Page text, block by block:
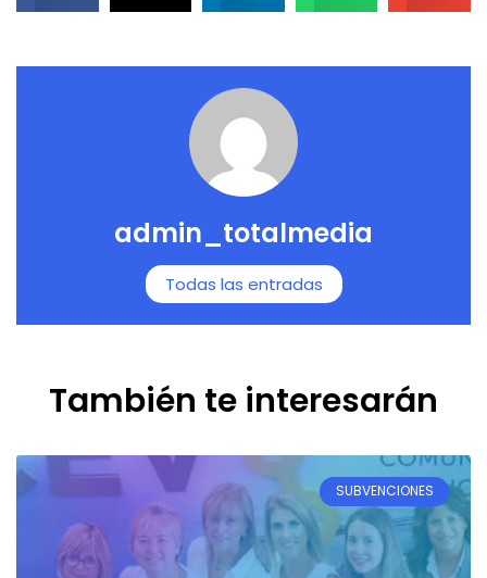
admin_totalmedia
Todas las entradas
También te interesarán
SUBVENCIONES